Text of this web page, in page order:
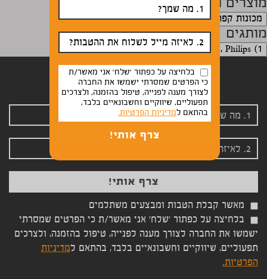
מוצרים ומכונות
מכונות קפה פיליפס וקפה לוואצה(1)
מותגים
Lavazza, Philips (1)
הרשמה לניוזלטר שלנו
מאשר קבלת הטבות ומבצעים משתלמים
בלחיצה על כפתור 'שלח' אני מאשר/ת כי הפרטים שמסרתי
ישמשו את החברה לצורך מענה לפנייה, טיפול בהזמנה, ולצרכים
תפעוליים, שיווקיים וחשבונאיים בלבד, בהתאם למדיניות
הפרטיות.
בלחיצה על כפתור 'שלח' אני מאשר/ת
כי הפרטים שמסרתי ישמשו את החברה
לצורך מענה לפנייה, טיפול בהזמנה, ולצרכים
תפעוליים, שיווקיים וחשבונאיים בלבד,
בהתאם למדיניות הפרטיות.